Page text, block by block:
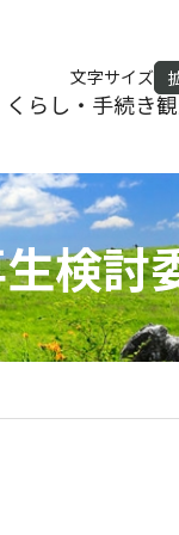
文字サイズ
くらし・手続き
検討